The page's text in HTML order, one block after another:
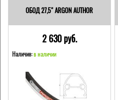
ОБОД 27,5" ARGON AUTHOR
2 630 pуб.
Наличие:в наличии